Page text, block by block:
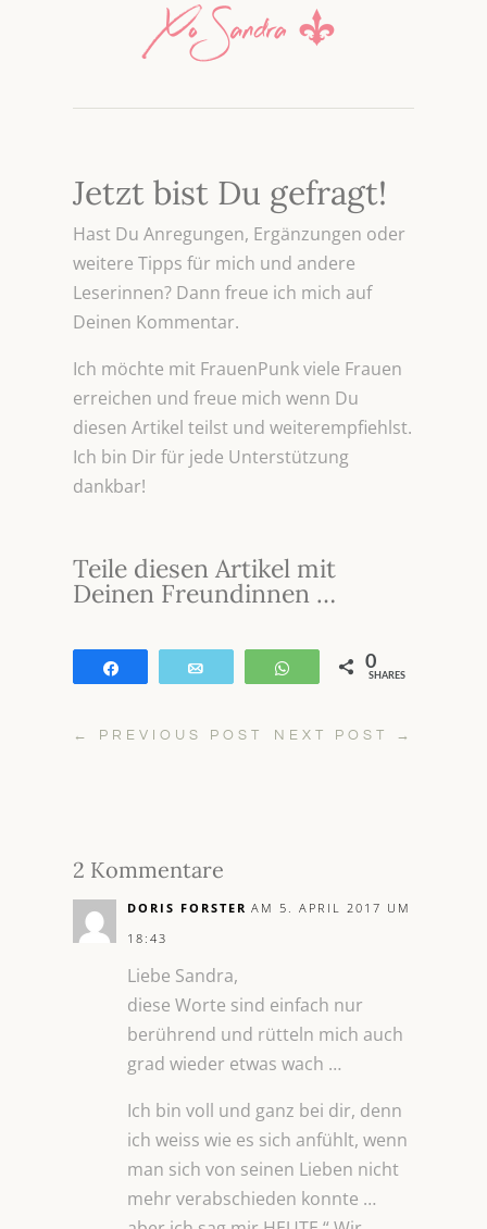
Jetzt bist Du gefragt!
Hast Du Anregungen, Ergänzungen oder
weitere Tipps für mich und andere
Leserinnen? Dann freue ich mich auf
Deinen Kommentar.
Ich möchte mit FrauenPunk viele Frauen
erreichen und freue mich wenn Du
diesen Artikel teilst und weiterempfiehlst.
Ich bin Dir für jede Unterstützung
dankbar!
Teile diesen Artikel mit
Deinen Freundinnen …
WhatsApp
0
SHARES
← PREVIOUS POST NEXT POST →
2 Kommentare
DORIS FORSTER AM 5. APRIL 2017 UM
18:43
Liebe Sandra,
diese Worte sind einfach nur
berührend und rütteln mich auch
grad wieder etwas wach …
Ich bin voll und ganz bei dir, denn
ich weiss wie es sich anfühlt, wenn
man sich von seinen Lieben nicht
mehr verabschieden konnte …